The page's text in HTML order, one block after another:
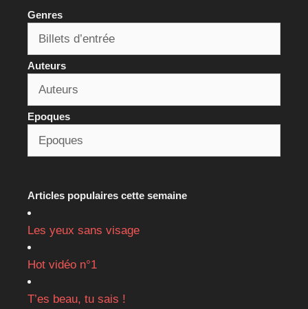
Genres
Auteurs
Epoques
Articles populaires cette semaine
Les yeux sans visage
Hot vidéo n°1
T’es beau, tu sais !